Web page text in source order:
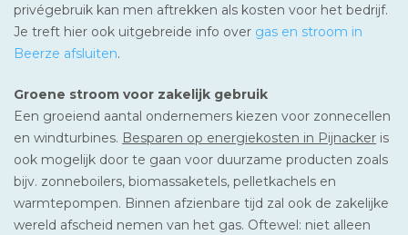
privégebruik kan men aftrekken als kosten voor het bedrijf.
Je treft hier ook uitgebreide info over gas en stroom in
Beerze afsluiten.
Groene stroom voor zakelijk gebruik
Een groeiend aantal ondernemers kiezen voor zonnecellen
en windturbines. Besparen op energiekosten in Pijnacker is
ook mogelijk door te gaan voor duurzame producten zoals
bijv. zonneboilers, biomassaketels, pelletkachels en
warmtepompen. Binnen afzienbare tijd zal ook de zakelijke
wereld afscheid nemen van het gas. Oftewel: niet alleen